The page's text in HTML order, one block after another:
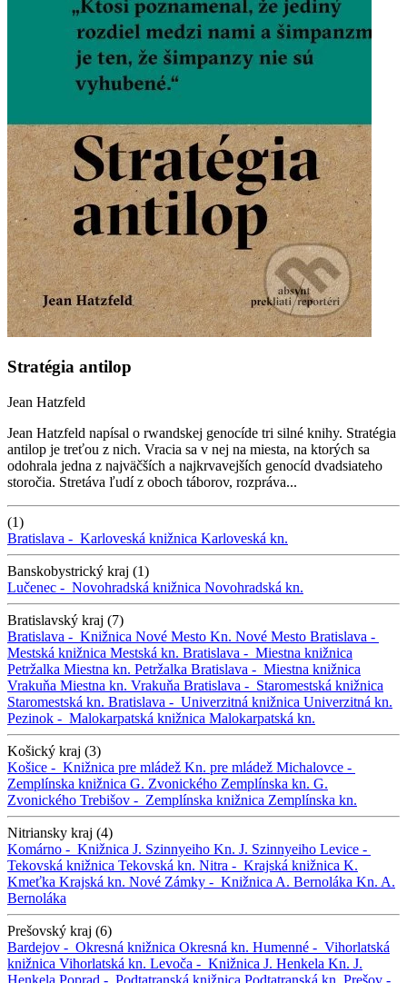
Stratégia antilop
Jean Hatzfeld
Jean Hatzfeld napísal o rwandskej genocíde tri silné knihy. Stratégia
antilop je treťou z nich. Vracia sa v nej na miesta, na ktorých sa
odohrala jedna z najväčších a najkrvavejších genocíd dvadsiateho
storočia. Stretáva ľudí z oboch táborov, rozpráva...
(1)
Bratislava - Karloveská knižnica Karloveská kn.
Banskobystrický kraj (1)
Lučenec - Novohradská knižnica Novohradská kn.
Bratislavský kraj (7)
Bratislava - Knižnica Nové Mesto Kn. Nové Mesto Bratislava -
Mestská knižnica Mestská kn. Bratislava - Miestna knižnica
Petržalka Miestna kn. Petržalka Bratislava - Miestna knižnica
Vrakuňa Miestna kn. Vrakuňa Bratislava - Staromestská knižnica
Staromestská kn. Bratislava - Univerzitná knižnica Univerzitná kn.
Pezinok - Malokarpatská knižnica Malokarpatská kn.
Košický kraj (3)
Košice - Knižnica pre mládež Kn. pre mládež Michalovce -
Zemplínska knižnica G. Zvonického Zemplínska kn. G.
Zvonického Trebišov - Zemplínska knižnica Zemplínska kn.
Nitriansky kraj (4)
Komárno - Knižnica J. Szinnyeiho Kn. J. Szinnyeiho Levice -
Tekovská knižnica Tekovská kn. Nitra - Krajská knižnica K.
Kmeťka Krajská kn. Nové Zámky - Knižnica A. Bernoláka Kn. A.
Bernoláka
Prešovský kraj (6)
Bardejov - Okresná knižnica Okresná kn. Humenné - Vihorlatská
knižnica Vihorlatská kn. Levoča - Knižnica J. Henkela Kn. J.
Henkela Poprad - Podtatranská knižnica Podtatranská kn. Prešov -